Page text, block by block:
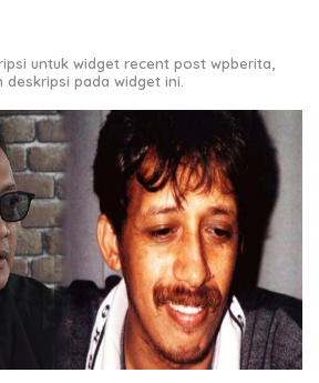
untuk widget recent post wpberita,
deskripsi pada widget ini.